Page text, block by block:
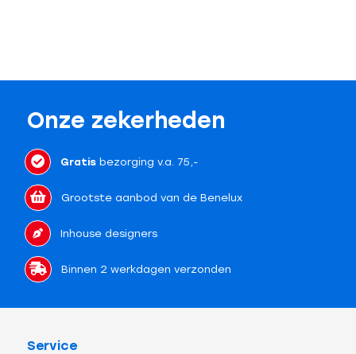
Onze zekerheden
Gratisbezorging v.a. 75,-
Grootste aanbod van de Benelux
Inhouse designers
Binnen 2 werkdagen verzonden
Service